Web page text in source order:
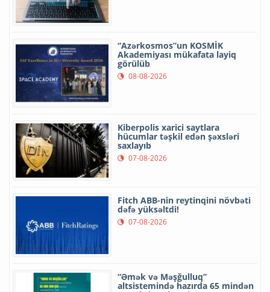
“Azərkosmos”un KOSMİK
Akademiyası mükafata layiq
görülüb
08-08-2026
Kiberpolis xarici saytlara
hücumlar təşkil edən şəxsləri
saxlayıb
07-08-2026
Fitch ABB-nin reytinqini növbəti
dəfə yüksəltdi!
07-08-2026
“Əmək və Məşğulluq”
altsistemində hazırda 65 mindən